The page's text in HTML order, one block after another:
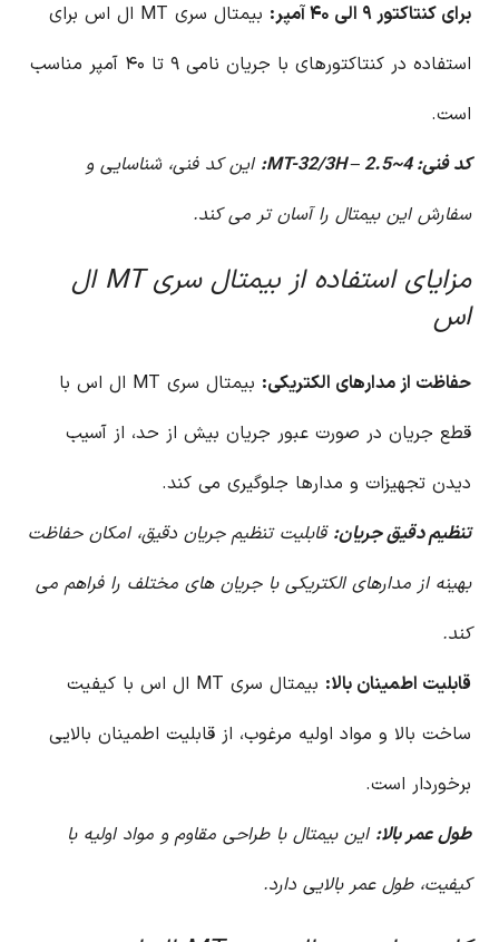
برای کنتاکتور ۹ الی ۴۰ آمپر:
بیمتال سری MT ال اس برای
استفاده در کنتاکتورهای با جریان نامی ۹ تا ۴۰ آمپر مناسب
است.
کد فنی: MT-32/3H – 2.5~4:
این کد فنی، شناسایی و
سفارش این بیمتال را آسان تر می کند.
مزایای استفاده از بیمتال سری MT ال
اس
حفاظت از مدارهای الکتریکی:
بیمتال سری MT ال اس با
قطع جریان در صورت عبور جریان بیش از حد، از آسیب
دیدن تجهیزات و مدارها جلوگیری می کند.
تنظیم دقیق جریان: قابلیت تنظیم جریان دقیق، امکان حفاظت
بهینه از مدارهای الکتریکی با جریان های مختلف را فراهم می
کند.
قابلیت اطمینان بالا:
بیمتال سری MT ال اس با کیفیت
ساخت بالا و مواد اولیه مرغوب، از قابلیت اطمینان بالایی
برخوردار است.
طول عمر بالا: این بیمتال با طراحی مقاوم و مواد اولیه با
کیفیت، طول عمر بالایی دارد.